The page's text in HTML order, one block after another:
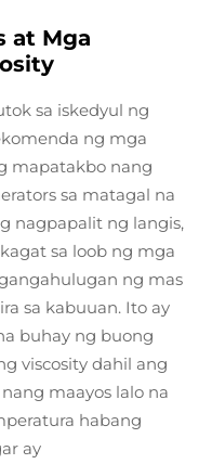
at Mga
sa iskedyul ng
ng mga
mapatakbo nang
sa matagal na
nagpapalit ng langis,
sa loob ng mga
ng mas
sa kabuuan. Ito ay
buhay ng buong
viscosity dahil ang
maayos lalo na
habang
ay